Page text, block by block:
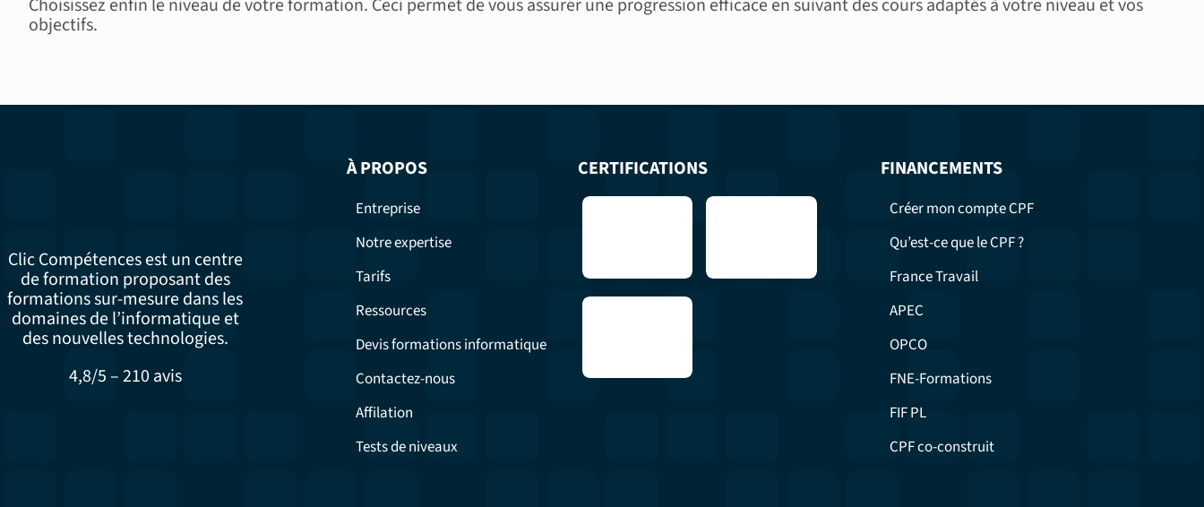
objectifs.
Clic Compétences est un centre
de formation proposant des
formations sur-mesure dans les
domaines de l’informatique et
des nouvelles technologies.
4,8/5 – 210 avis
À PROPOS
Entreprise
Notre expertise
Tarifs
Ressources
Devis formations informatique
Contactez-nous
Affilation
Tests de niveaux
CERTIFICATIONS FINANCEMENTS
Créer mon compte CPF
Qu’est-ce que le CPF ?
France Travail
APEC
OPCO
FNE-Formations
FIF PL
CPF co-construit